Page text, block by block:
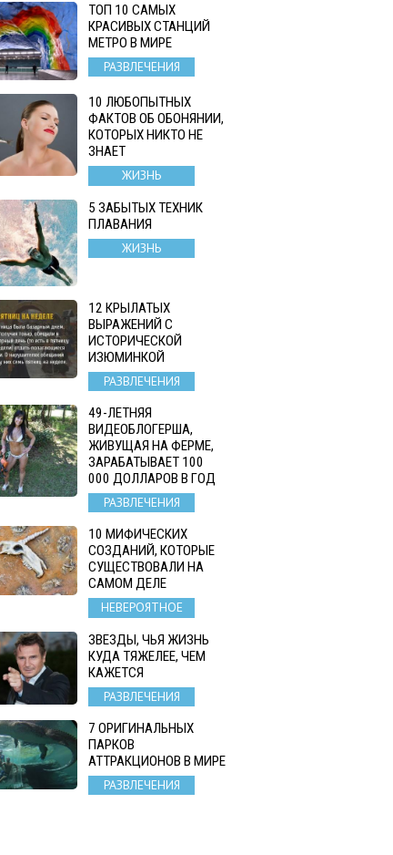
ТОП 10 САМЫХ
КРАСИВЫХ СТАНЦИЙ
МЕТРО В МИРЕ
РАЗВЛЕЧЕНИЯ
10 ЛЮБОПЫТНЫХ
ФАКТОВ ОБ ОБОНЯНИИ,
КОТОРЫХ НИКТО НЕ
ЗНАЕТ
ЖИЗНЬ
5 ЗАБЫТЫХ ТЕХНИК
ПЛАВАНИЯ
ЖИЗНЬ
12 КРЫЛАТЫХ
ВЫРАЖЕНИЙ С
ИСТОРИЧЕСКОЙ
ИЗЮМИНКОЙ
РАЗВЛЕЧЕНИЯ
49-ЛЕТНЯЯ
ВИДЕОБЛОГЕРША,
ЖИВУЩАЯ НА ФЕРМЕ,
ЗАРАБАТЫВАЕТ 100
000 ДОЛЛАРОВ В ГОД
РАЗВЛЕЧЕНИЯ
10 МИФИЧЕСКИХ
СОЗДАНИЙ, КОТОРЫЕ
СУЩЕСТВОВАЛИ НА
САМОМ ДЕЛЕ
НЕВЕРОЯТНОЕ
ЗВЕЗДЫ, ЧЬЯ ЖИЗНЬ
КУДА ТЯЖЕЛЕЕ, ЧЕМ
КАЖЕТСЯ
РАЗВЛЕЧЕНИЯ
7 ОРИГИНАЛЬНЫХ
ПАРКОВ
АТТРАКЦИОНОВ В МИРЕ
РАЗВЛЕЧЕНИЯ